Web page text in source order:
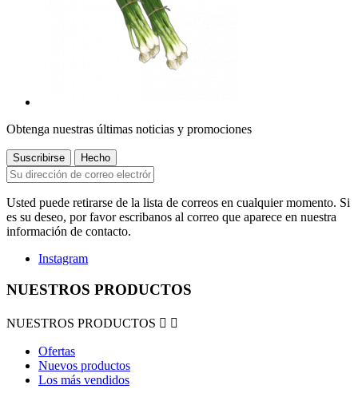
Obtenga nuestras últimas noticias y promociones
Usted puede retirarse de la lista de correos en cualquier momento. Si
es su deseo, por favor escribanos al correo que aparece en nuestra
información de contacto.
Instagram
NUESTROS PRODUCTOS
NUESTROS PRODUCTOS  
Ofertas
Nuevos productos
Los más vendidos